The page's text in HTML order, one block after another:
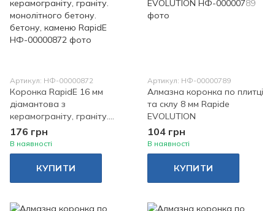
Артикул: НФ-00000872
Коронка RapidE 16 мм
діамантова з
керамограніту, граніту.
монолітного бетону.
бетону, каменю RapidE
176 грн
В наявності
КУПИТИ
Артикул: НФ-00000789
Алмазна коронка по плитці
та склу 8 мм Rapide
EVOLUTION
104 грн
В наявності
КУПИТИ